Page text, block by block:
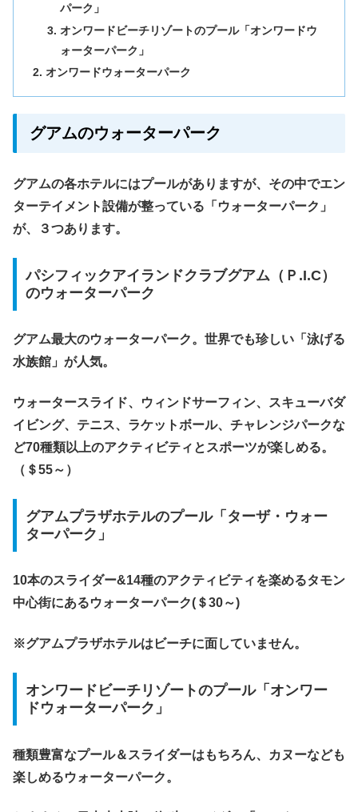
パーク」
オンワードビーチリゾートのプール「オンワードウ
ォーターパーク」
オンワードウォーターパーク
グアムのウォーターパーク
グアムの各ホテルにはプールがありますが、その中でエン
ターテイメント設備が整っている「ウォーターパーク」
が、３つあります。
パシフィックアイランドクラブグアム（Ｐ.I.C）
のウォーターパーク
グアム最大のウォーターパーク。世界でも珍しい「泳げる
水族館」が人気。
ウォータースライド、ウィンドサーフィン、スキューバダ
イビング、テニス、ラケットボール、チャレンジパークな
ど70種類以上のアクティビティとスポーツが楽しめる。
（＄55～）
グアムプラザホテルのプール「ターザ・ウォー
ターパーク」
10本のスライダー&14種のアクティビティを楽めるタモン
中心街にあるウォーターパーク(＄30～)
※グアムプラザホテルはビーチに面していません。
オンワードビーチリゾートのプール「オンワー
ドウォーターパーク」
種類豊富なプール＆スライダーはもちろん、カヌーなども
楽しめるウォーターパーク。